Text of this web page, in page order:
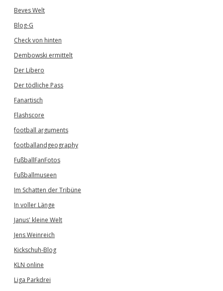
Beves Welt
Blog-G
Check von hinten
Dembowski ermittelt
Der Libero
Der tödliche Pass
Fanartisch
Flashscore
football arguments
footballandgeography
FußballFanFotos
Fußballmuseen
Im Schatten der Tribüne
In voller Länge
Janus' kleine Welt
Jens Weinreich
Kickschuh-Blog
KLN online
Liga Parkdrei